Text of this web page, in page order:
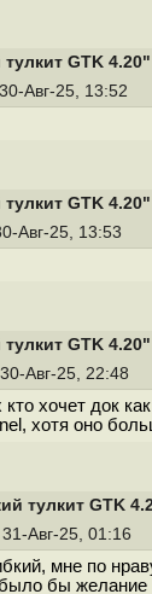
GTK 4.20"
Авг-25, 13:52
GTK 4.20"
Авг-25, 13:53
GTK 4.20"
Авг-25, 22:48
хочет док
хотя оно
тулкит GTK
Авг-25, 01:16
мне по
было бы желание